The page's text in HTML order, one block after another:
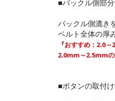
■バックル側部
バックル側漉き
ベルト全体の厚
『おすすめ：2.0
2.0mm～2.5mmの
■ボタンの取付